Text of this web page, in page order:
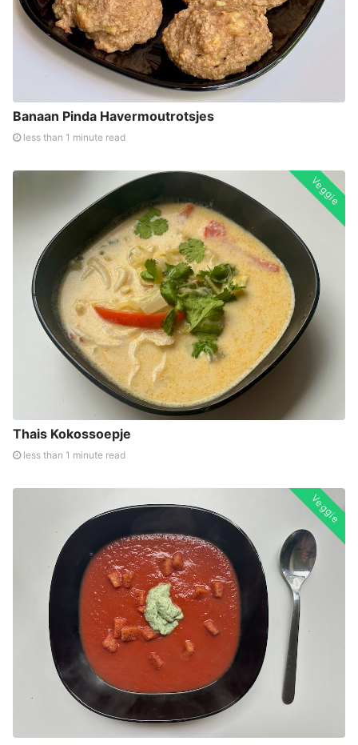
Banaan Pinda Havermoutrotsjes
less than 1 minute read
Veggie
Thais Kokossoepje
less than 1 minute read
Veggie